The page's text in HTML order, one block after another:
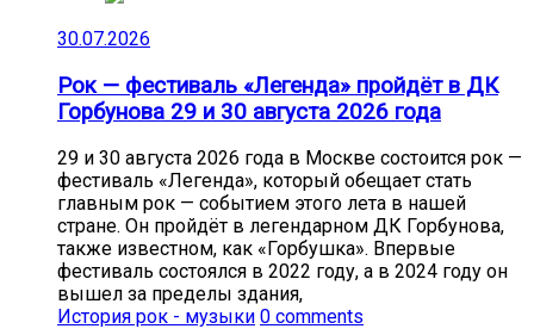
30.07.2026
Рок — фестиваль «Легенда» пройдёт в ДК
Горбунова 29 и 30 августа 2026 года
29 и 30 августа 2026 года в Москве состоится рок —
фестиваль «Легенда», который обещает стать
главным рок — событием этого лета в нашей
стране. Он пройдёт в легендарном ДК Горбунова,
также известном, как «Горбушка». Впервые
фестиваль состоялся в 2022 году, а в 2024 году он
вышел за пределы здания,
История рок - музыки 0 comments